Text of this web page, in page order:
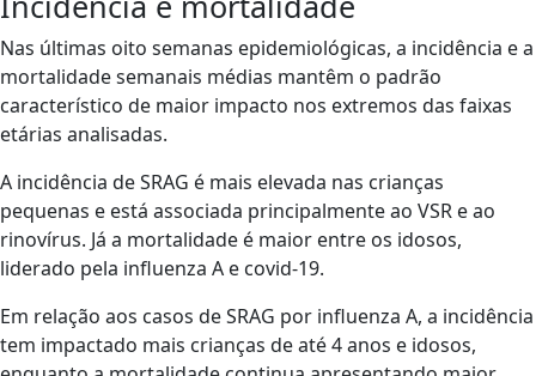
Nas últimas oito semanas epidemiológicas, a incidência e a
mortalidade semanais médias mantêm o padrão
característico de maior impacto nos extremos das faixas
etárias analisadas.
A incidência de SRAG é mais elevada nas crianças
pequenas e está associada principalmente ao VSR e ao
rinovírus. Já a mortalidade é maior entre os idosos,
liderado pela influenza A e covid-19.
Em relação aos casos de SRAG por influenza A, a incidência
tem impactado mais crianças de até 4 anos e idosos,